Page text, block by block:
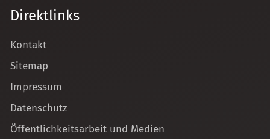
Direktlinks
Kontakt
Sitemap
Impressum
Datenschutz
Öffentlichkeitsarbeit und Medien